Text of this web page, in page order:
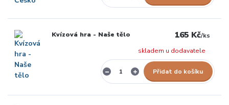
Kvízová hra - Naše tělo 165 Kč/ks
skladem u dodavatele
Přidat do košíku